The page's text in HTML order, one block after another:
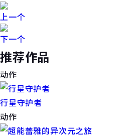
上一个
下一个
推荐作品
动作
行星守护者
动作